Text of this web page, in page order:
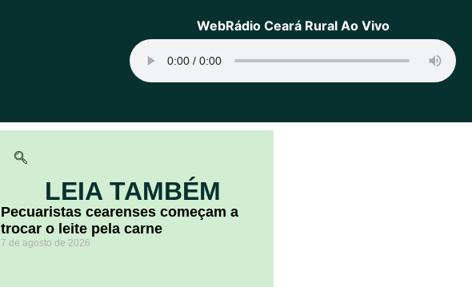
WebRádio Ceará Rural Ao Vivo
LEIA TAMBÉM
Pecuaristas cearenses começam a
trocar o leite pela carne
7 de agosto de 2026